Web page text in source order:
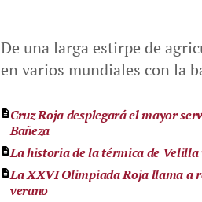
De una larga estirpe de
en varios mundiales con la
Cruz Roja desplegará el mayor
Bañeza
La historia de la térmica de Velilla
La XXVI Olimpiada Roja llama a
verano